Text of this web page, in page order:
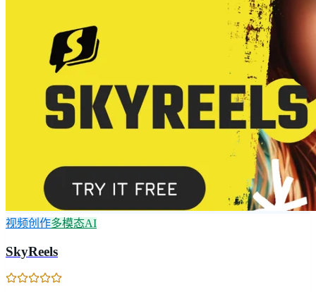
视频创作多模态AI
SkyReels